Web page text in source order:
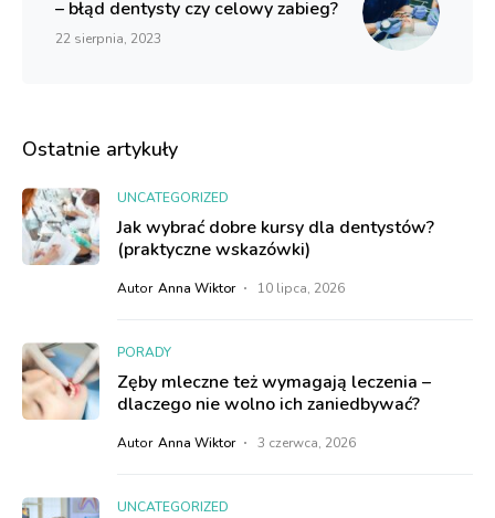
– błąd dentysty czy celowy zabieg?
22 sierpnia, 2023
Ostatnie artykuły
UNCATEGORIZED
Jak wybrać dobre kursy dla dentystów?
(praktyczne wskazówki)
Autor Anna Wiktor 10 lipca, 2026
PORADY
Zęby mleczne też wymagają leczenia –
dlaczego nie wolno ich zaniedbywać?
Autor Anna Wiktor 3 czerwca, 2026
UNCATEGORIZED